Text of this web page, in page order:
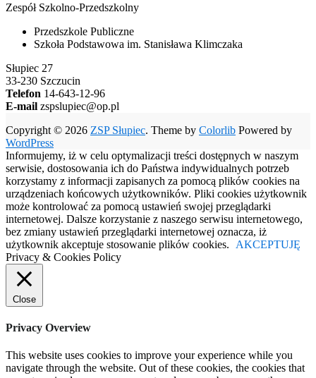
Zespół Szkolno-Przedszkolny
Przedszkole Publiczne
Szkoła Podstawowa im. Stanisława Klimczaka
Słupiec 27
33-230 Szczucin
Telefon 14-643-12-96
E-mail zspslupiec@op.pl
Copyright © 2026 ZSP Słupiec. Theme by Colorlib Powered by
WordPress
Informujemy, iż w celu optymalizacji treści dostępnych w naszym
serwisie, dostosowania ich do Państwa indywidualnych potrzeb
korzystamy z informacji zapisanych za pomocą plików cookies na
urządzeniach końcowych użytkowników. Pliki cookies użytkownik
może kontrolować za pomocą ustawień swojej przeglądarki
internetowej. Dalsze korzystanie z naszego serwisu internetowego,
bez zmiany ustawień przeglądarki internetowej oznacza, iż
użytkownik akceptuje stosowanie plików cookies.
AKCEPTUJĘ
Privacy & Cookies Policy
Close
Privacy Overview
This website uses cookies to improve your experience while you
navigate through the website. Out of these cookies, the cookies that